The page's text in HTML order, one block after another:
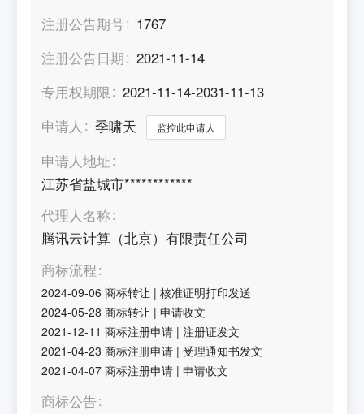
注册公告期号
1767
注册公告日期
2021-11-14
专用权期限
2021-11-14-2031-11-13
申请人
季啸天 监控此申请人
申请人地址
江苏省盐城市************
代理人名称
腾讯云计算（北京）有限责任公司
商标流程
2024-09-06 商标转让 |核准证明打印发送
2024-05-28 商标转让 |申请收文
2021-12-11 商标注册申请 |注册证发文
2021-04-23 商标注册申请 |受理通知书发文
2021-04-07 商标注册申请 |申请收文
商标公告